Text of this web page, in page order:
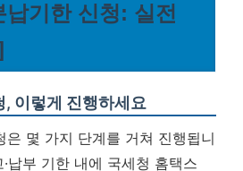
기한 신청: 실전
, 이렇게 진행하세요
은 몇 가지 단계를 거쳐 진행됩니
납부 기한 내에 국세청 홈택스